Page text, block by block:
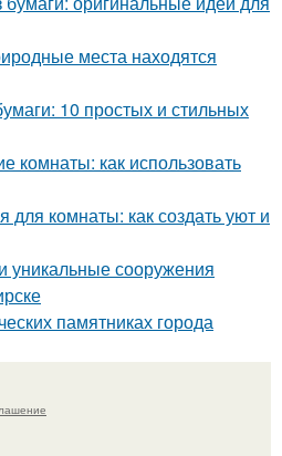
места находятся
10 простых и стильных
комнаты: как использовать
комнаты: как создать уют и
уникальные сооружения
памятниках города